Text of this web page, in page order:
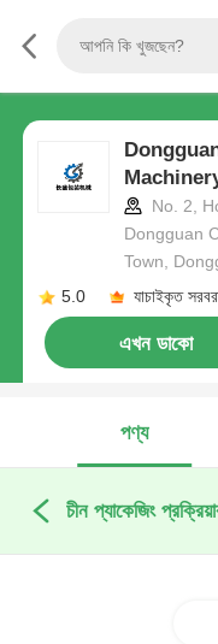
No. 2,
Dongguan
Town,
5.0
যাচাইকৃত
এখন ডাকো
পণ্য
চীন প্যাকেজিং